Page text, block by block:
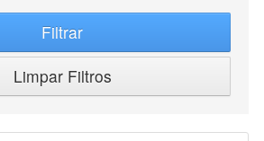
Filtrar
Limpar Filtros